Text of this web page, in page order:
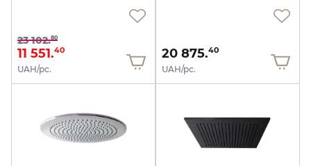
23 102.80
11 551.40
UAH/pc.
20 875.40
UAH/pc.